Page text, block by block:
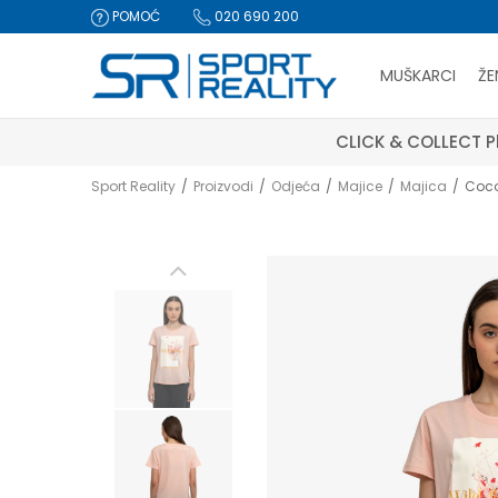
POMOĆ 020 690 200
MUŠKARCI
CLICK &
Sport Reality Proizvodi Odjeća Majice Majica